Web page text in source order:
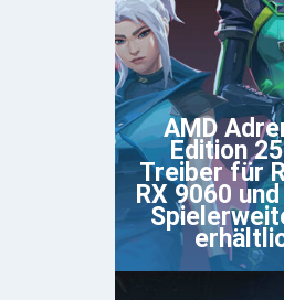
AMD
Edition
Treiber für
RX 9060 und